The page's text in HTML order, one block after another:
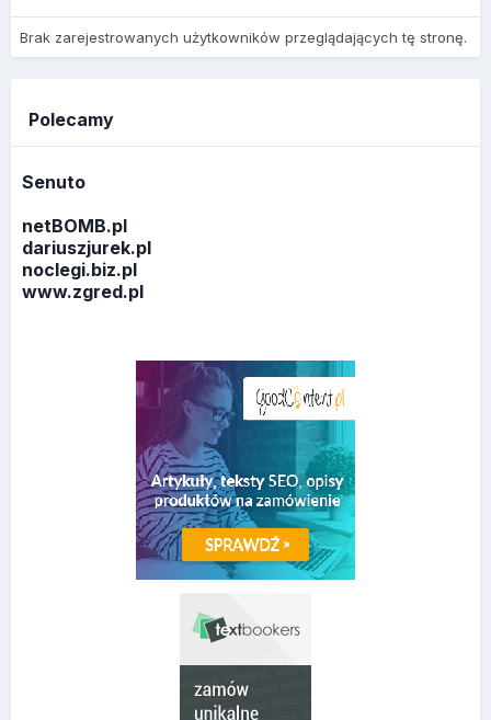
Brak zarejestrowanych użytkowników przeglądających tę stronę.
Polecamy
Senuto
netBOMB.pl
dariuszjurek.pl
noclegi.biz.pl
www.zgred.pl